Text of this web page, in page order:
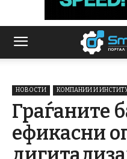
НОВОСТИ КОМПАНИИ И
Граѓаните
ефикасни